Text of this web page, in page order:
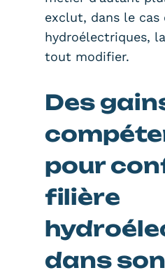
exclut, dans le cas
hydroélectriques,
tout modifier.
Des
pour
filière
dans